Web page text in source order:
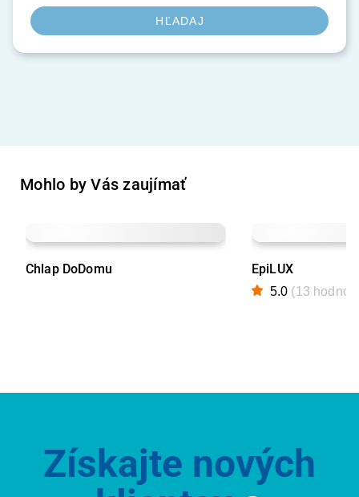
HĽADAJ
Mohlo by Vás zaujímať
Chlap DoDomu EpiLUX
5.0 (13
Získajte nových